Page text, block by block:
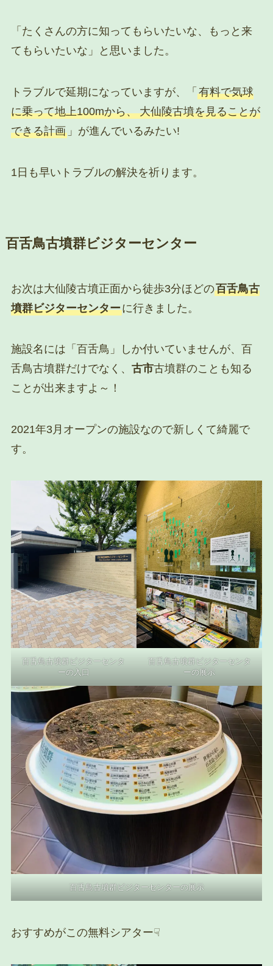
「たくさんの方に知ってもらいたいな、もっと来
てもらいたいな」と思いました。
トラブルで延期になっていますが、「 有料で気球
に乗って地上100mから、 大仙陵古墳を見ることが
できる計画」が進んでいるみたい!
1日も早いトラブルの解決を祈ります。
百舌鳥古墳群ビジターセンター
お次は大仙陵古墳正面から徒歩3分ほどの百舌鳥古
墳群ビジターセンターに行きました。
施設名には「百舌鳥」しか付いていませんが、百
舌鳥古墳群だけでなく、 古市古墳群のことも知る
ことが出来ますよ～！
2021年3月オープンの施設なので新しくて綺麗で
す。
百舌鳥古墳群ビジターセンタ
ーの入口
百舌鳥古墳群ビジターセンタ
ーの展示
百舌鳥古墳群ビジターセンターの展示
おすすめがこの無料シアター☟